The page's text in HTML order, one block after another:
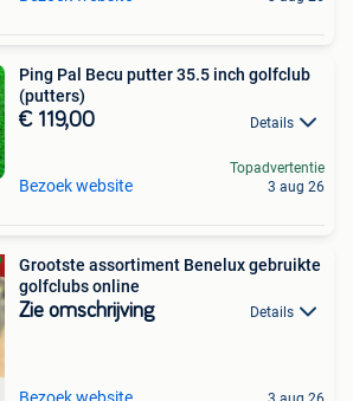
Ping Pal Becu putter 35.5 inch golfclub
(putters)
€ 119,00 Details
Bezoek website
Topadvertentie
3 aug 26
Grootste assortiment Benelux gebruikte
golfclubs online
Zie omschrijving Details
Bezoek website